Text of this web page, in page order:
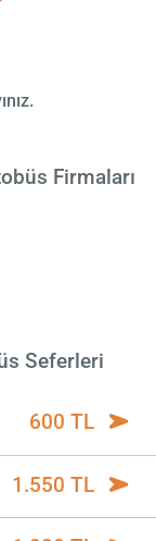
Firmaları
Seferleri
600 TL
1.550 TL